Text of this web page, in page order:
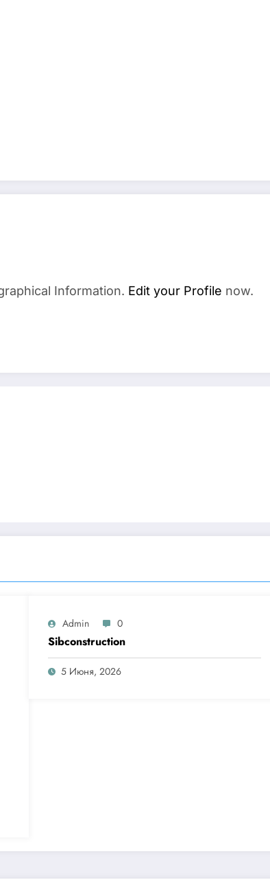
Information. Edit your Profile now.
Admin 0
Sibconstruction
5 Июня, 2026